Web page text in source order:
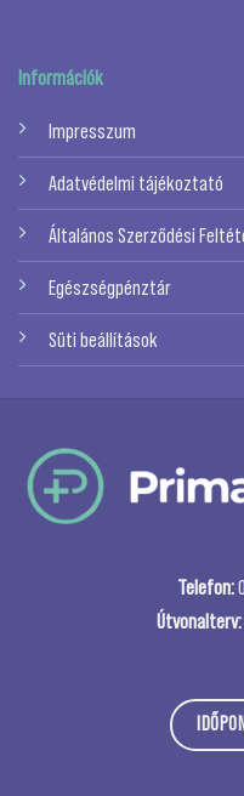
Információk
Impresszum
Adatvédelmi tájékoztató
Általános Szerződési
Egészségpénztár
Süti beállítások
Telefon:
Útvonalterv: